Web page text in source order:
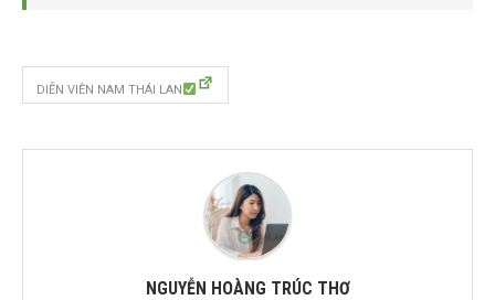
DIỄN VIÊN NAM THÁI LAN
NGUYỄN HOÀNG TRÚC THƠ